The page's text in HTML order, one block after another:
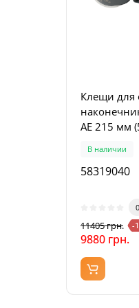
Клещи для
AE 215 мм
В наличии
58319040
0
11405 грн. -
9880 грн.